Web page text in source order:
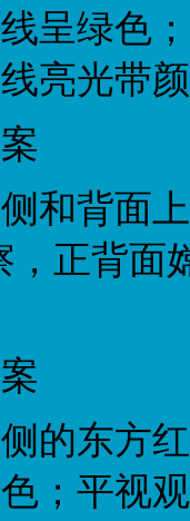
呈绿色
亮光带
和背面
，正背
的东方
；平视